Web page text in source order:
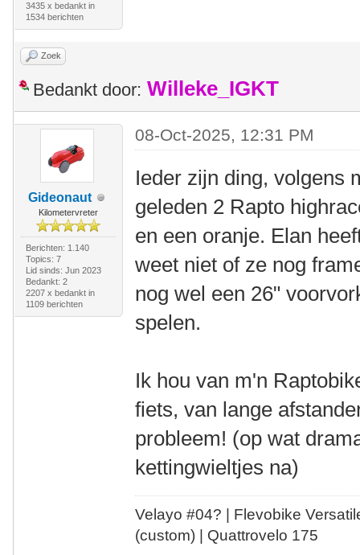
3435 x bedankt in
1534 berichten
Zoek
Bedankt door: Willeke_IGKT
Gideonaut
Kilometervreter
Berichten: 1.140
Topics: 7
Lid sinds: Jun 2023
Bedankt: 2
2207 x bedankt in
1109 berichten
08-Oct-2025, 12:31 PM
Ieder zijn ding, volgens
geleden 2 Rapto
en een oranje. Elan
weet niet of ze nog
nog wel een 26"
spelen.
Ik hou van m'n
fiets, van lange
probleem! (op wat
kettingwieltjes na)
Velayo #04? | Flevobike
(custom) | Quattrovelo 175